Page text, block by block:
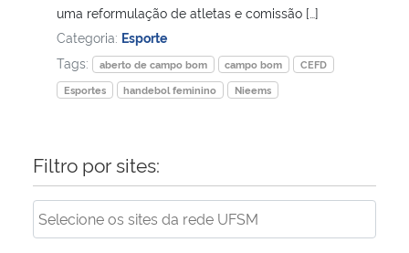
Secretaria-Geral
Secretaria de Governo
Advocacia-Geral da União
Banco Central do Brasil
uma reformulação de atletas e comissão […]
Categoria: Esporte
Tags:
aberto de campo bom campo bom
CEFD
Esportes
handebol feminino Nieems
Filtro por sites: